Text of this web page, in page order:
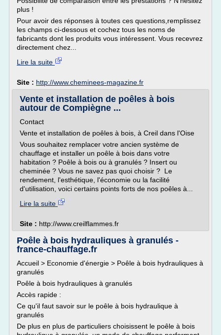
plus !
Pour avoir des réponses à toutes ces questions,remplissez
les champs ci-dessous et cochez tous les noms de
fabricants dont les produits vous intéressent. Vous recevrez
directement chez...
Lire la suite
Site : http://www.cheminees-magazine.fr
Vente et installation de poêles à bois
autour de Compiègne ...
Contact
Vente et installation de poêles à bois, à Creil dans l'Oise
Vous souhaitez remplacer votre ancien système de
chauffage et installer un poêle à bois dans votre
habitation ? Poêle à bois ou à granulés ? Insert ou
cheminée ? Vous ne savez pas quoi choisir ? Le
rendement, l'esthétique, l'économie ou la facilité
d'utilisation, voici certains points forts de nos poêles à...
Lire la suite
Site : http://www.creilflammes.fr
Poêle à bois hydrauliques à granulés -
france-chauffage.fr
Accueil > Economie d'énergie > Poêle à bois hydrauliques à
granulés
Poêle à bois hydrauliques à granulés
Accès rapide :
Ce qu'il faut savoir sur le poêle à bois hydraulique à
granulés
De plus en plus de particuliers choisissent le poêle à bois